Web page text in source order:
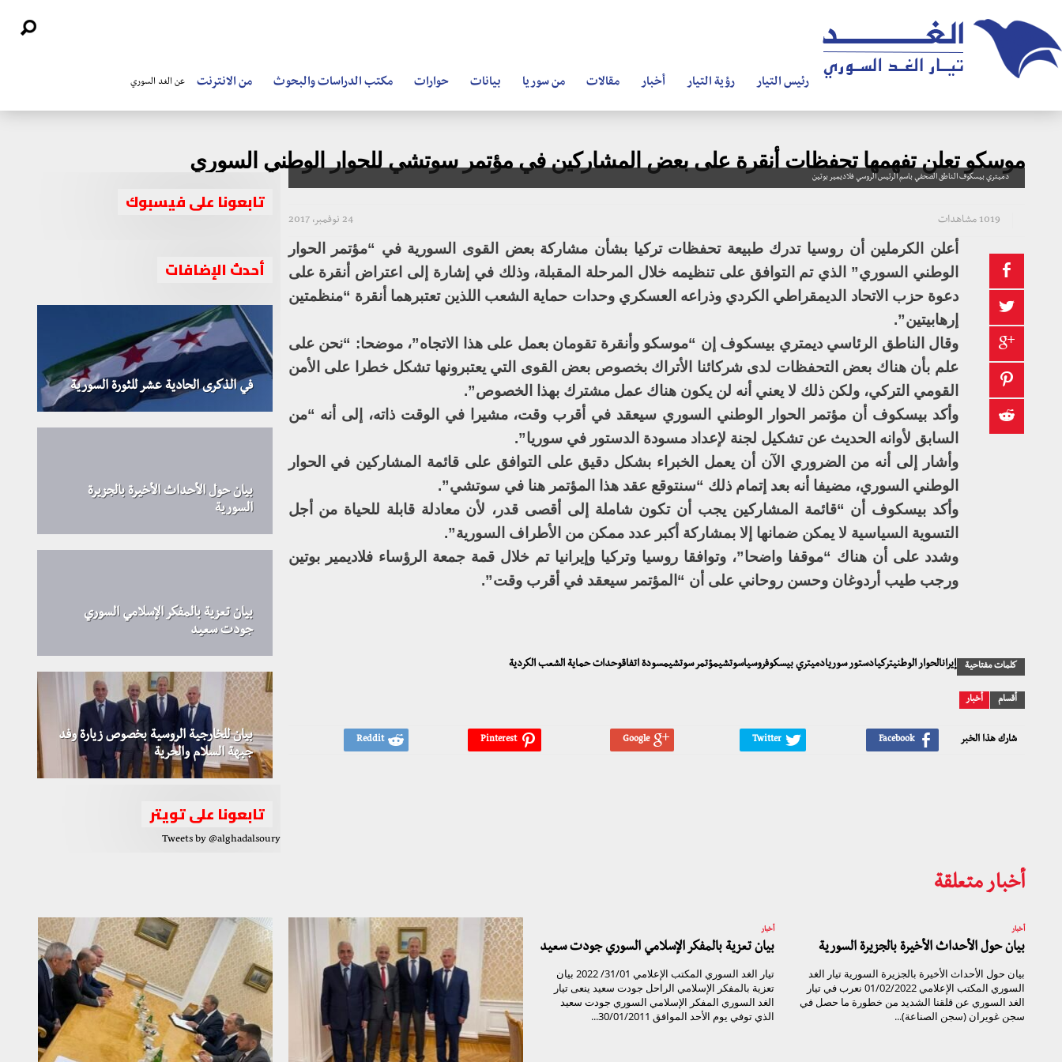
رئيس التيار رؤية التيار أخبار مقالات من سوريا بيانات حوارات مكتب الدراسات والبحوث من الانترنت عن الغد السوري
موسكو تعلن تفهمها تحفظات أنقرة على بعض المشاركين في مؤتمر سوتشي للحوار الوطني السوري
دميتري بيسكوف الناطق الصحفي باسم الرئيس الروسي فلاديمير بوتين
24 نوفمبر، 2017 1019 مشاهدات
أعلن الكرملين أن روسيا تدرك طبيعة تحفظات تركيا بشأن مشاركة بعض القوى السورية في “مؤتمر الحوار
الوطني السوري” الذي تم التوافق على تنظيمه خلال المرحلة المقبلة، وذلك في إشارة إلى اعتراض أنقرة على
دعوة حزب الاتحاد الديمقراطي الكردي وذراعه العسكري وحدات حماية الشعب اللذين تعتبرهما أنقرة “منظمتين
إرهابيتين”.
وقال الناطق الرئاسي ديمتري بيسكوف إن “موسكو وأنقرة تقومان بعمل على هذا الاتجاه”، موضحا: “نحن على
علم بأن هناك بعض التحفظات لدى شركائنا الأتراك بخصوص بعض القوى التي يعتبرونها تشكل خطرا على الأمن
القومي التركي، ولكن ذلك لا يعني أنه لن يكون هناك عمل مشترك بهذا الخصوص”.
وأكد بيسكوف أن مؤتمر الحوار الوطني السوري سيعقد في أقرب وقت، مشيرا في الوقت ذاته، إلى أنه “من
السابق لأوانه الحديث عن تشكيل لجنة لإعداد مسودة الدستور في سوريا”.
وأشار إلى أنه من الضروري الآن أن يعمل الخبراء بشكل دقيق على التوافق على قائمة المشاركين في الحوار
الوطني السوري، مضيفا أنه بعد إتمام ذلك “سنتوقع عقد هذا المؤتمر هنا في سوتشي”.
وأكد بيسكوف أن “قائمة المشاركين يجب أن تكون شاملة إلى أقصى قدر، لأن معادلة قابلة للحياة من أجل
التسوية السياسية لا يمكن ضمانها إلا بمشاركة أكبر عدد ممكن من الأطراف السورية”.
وشدد على أن هناك “موقفا واضحا”، وتوافقا روسيا وتركيا وإيرانيا تم خلال قمة جمعة الرؤساء فلاديمير بوتين
ورجب طيب أردوغان وحسن روحاني على أن “المؤتمر سيعقد في أقرب وقت”.
كلمات مفتاحية إيرانالحوار الوطنيتركيادستور سوريادميتري بيسكوفروسياسوتشيمؤتمر سوتشيمسودة اتفاقوحدات حماية الشعب الكردية
أقسام أخبار
شارك هذا الخبر
تابعونا على فيسبوك
أحدث الإضافات
في الذكرى الحادية عشر للثورة السورية
بيان حول الأحداث الأخيرة بالجزيرة
السورية
بيان تعزية بالمفكر الإسلامي السوري
جودت سعيد
بيان للخارجية الروسية بخصوص زيارة وفد
جبهة السلام والحرية
تابعونا على تويتر
Tweets by @alghadalsoury
أخبار متعلقة
أخبار
بيان حول الأحداث الأخيرة بالجزيرة السورية
بيان حول الأحداث الأخيرة بالجزيرة السورية تيار الغد
السوري المكتب الإعلامي 01/02/2022 نعرب في تيار
الغد السوري عن قلقنا الشديد من خطورة ما حصل في
سجن غويران (سجن الصناعة)...
أخبار
بيان تعزية بالمفكر الإسلامي السوري جودت سعيد
تيار الغد السوري المكتب الإعلامي 31/01/ 2022 بيان
تعزية بالمفكر الإسلامي الراحل جودت سعيد ينعى تيار
الغد السوري المفكر الإسلامي السوري جودت سعيد
الذي توفي يوم الأحد الموافق 30/01/2011...